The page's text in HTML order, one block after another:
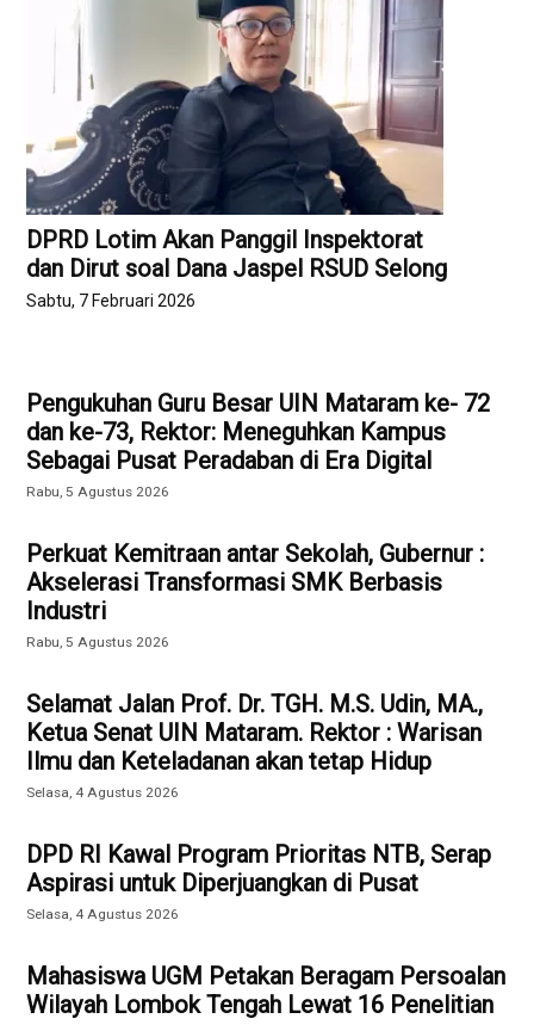
DPRD Lotim Akan Panggil Inspektorat
dan Dirut soal Dana Jaspel RSUD Selong
Sabtu, 7 Februari 2026
Pengukuhan Guru Besar UIN Mataram ke- 72
dan ke-73, Rektor: Meneguhkan Kampus
Sebagai Pusat Peradaban di Era Digital
Rabu, 5 Agustus 2026
Perkuat Kemitraan antar Sekolah, Gubernur :
Akselerasi Transformasi SMK Berbasis
Industri
Rabu, 5 Agustus 2026
Selamat Jalan Prof. Dr. TGH. M.S. Udin, MA.,
Ketua Senat UIN Mataram. Rektor : Warisan
Ilmu dan Keteladanan akan tetap Hidup
Selasa, 4 Agustus 2026
DPD RI Kawal Program Prioritas NTB, Serap
Aspirasi untuk Diperjuangkan di Pusat
Selasa, 4 Agustus 2026
Mahasiswa UGM Petakan Beragam Persoalan
Wilayah Lombok Tengah Lewat 16 Penelitian